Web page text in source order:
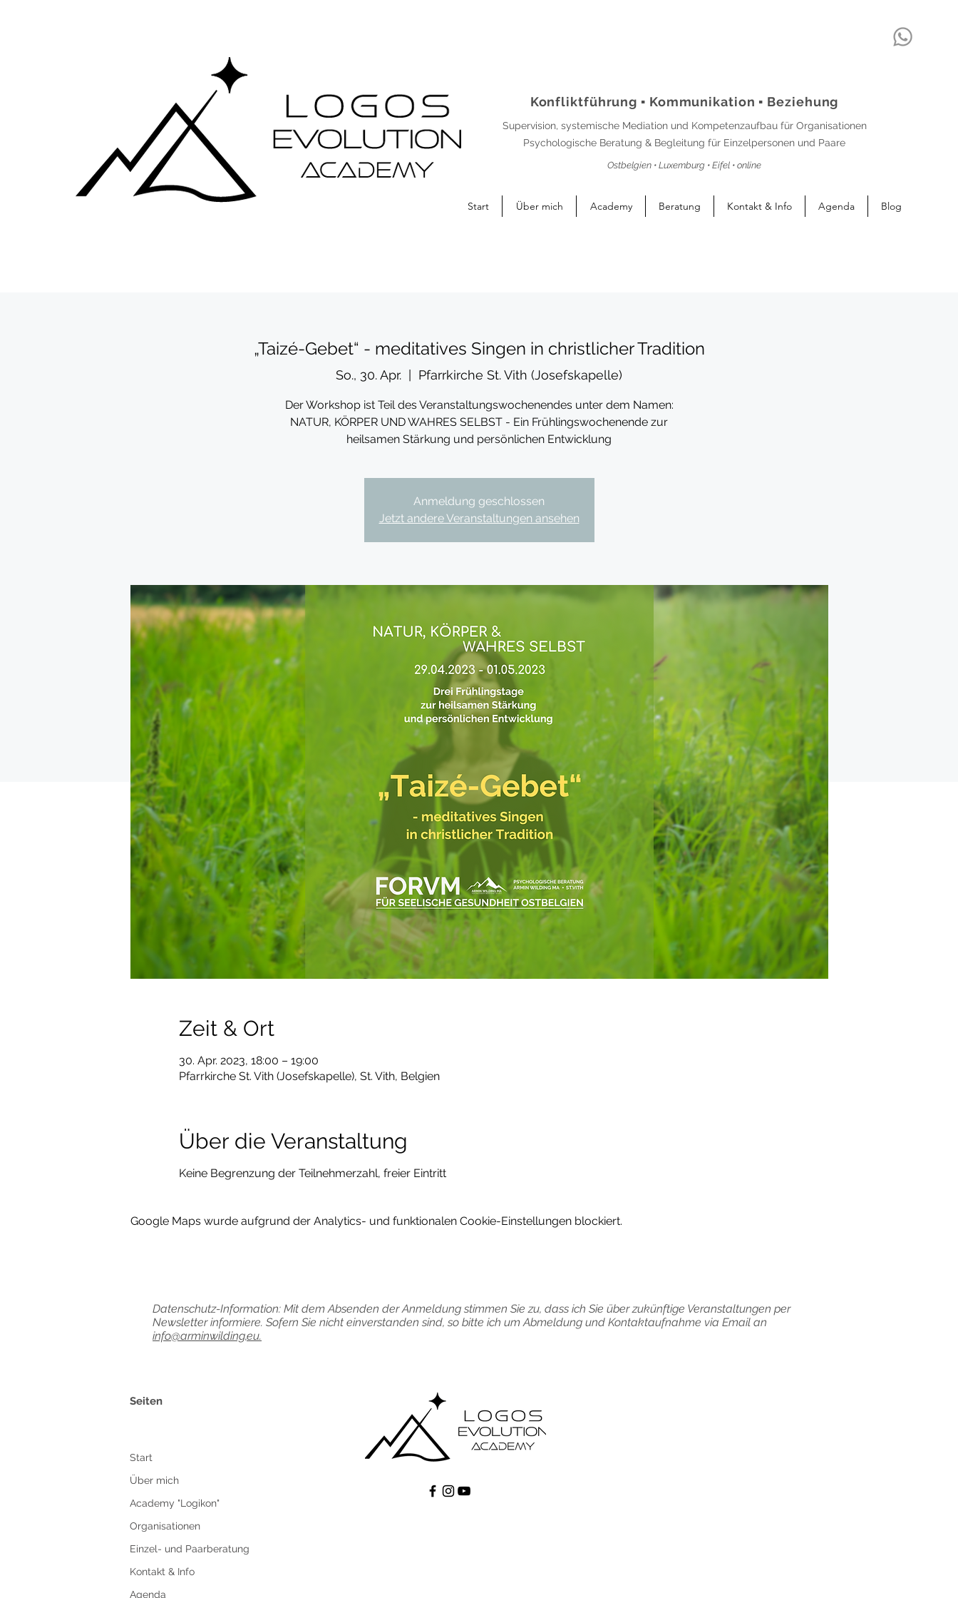
Konfliktführung ▪ Kommunikation ▪ Beziehung
Supervision, systemische Mediation und Kompetenzaufbau für Organisationen
Psychologische Beratung & Begleitung für Einzelpersonen und Paare
Ostbelgien • Luxemburg • Eifel • online
Start Über mich Academy Beratung Kontakt & Info Agenda Blog
„Taizé-Gebet“ - meditatives Singen in christlicher Tradition
So., 30. Apr.
  |
Pfarrkirche St. Vith (Josefskapelle)
Der Workshop ist Teil des Veranstaltungswochenendes unter dem Namen:
NATUR, KÖRPER UND WAHRES SELBST - Ein Frühlingswochenende zur
heilsamen Stärkung und persönlichen Entwicklung
Anmeldung geschlossen
Jetzt andere Veranstaltungen ansehen
Zeit & Ort
30. Apr. 2023, 18:00 – 19:00
Pfarrkirche St. Vith (Josefskapelle), St. Vith, Belgien
Über die Veranstaltung
Keine Begrenzung der Teilnehmerzahl, freier Eintritt
Google Maps wurde aufgrund der Analytics- und funktionalen Cookie-Einstellungen blockiert.
Datenschutz-Information: Mit dem Absenden der Anmeldung stimmen Sie zu, dass ich Sie über zukünftige Veranstaltungen per
Newsletter informiere. Sofern Sie nicht einverstanden sind, so bitte ich um Abmeldung und Kontaktaufnahme via Email an
info@arminwilding,eu.
Seiten
Start
Über mich
Academy "Logikon"
Organisationen
Einzel- und Paarberatung
Kontakt & Info
Agenda